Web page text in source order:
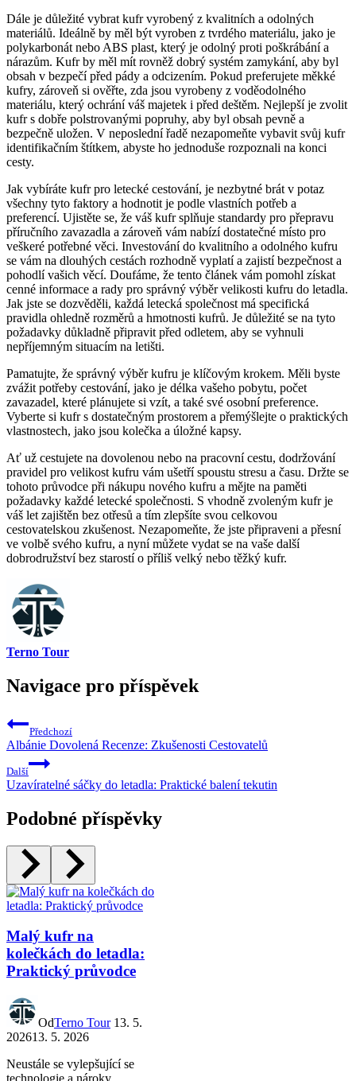
Dále je důležité vybrat kufr vyrobený z kvalitních a odolných
materiálů. Ideálně by měl být vyroben z tvrdého materiálu, jako je
polykarbonát nebo ABS plast, který je odolný proti poškrábání a
nárazům. Kufr by měl mít rovněž dobrý systém zamykání, aby byl
obsah v bezpečí před pády a odcizením. Pokud preferujete měkké
kufry, zároveň si ověřte, zda jsou vyrobeny z voděodolného
materiálu, který ochrání váš majetek i před deštěm. Nejlepší je zvolit
kufr s dobře polstrovanými popruhy, aby byl obsah pevně a
bezpečně uložen. V neposlední řadě nezapomeňte vybavit svůj kufr
identifikačním štítkem, abyste ho jednoduše rozpoznali na konci
cesty.
Jak vybíráte kufr pro letecké cestování, je nezbytné brát v potaz
všechny tyto faktory a hodnotit je podle vlastních potřeb a
preferencí. Ujistěte se, že váš kufr splňuje standardy pro přepravu
příručního zavazadla a zároveň vám nabízí dostatečné místo pro
veškeré potřebné věci. Investování do kvalitního a odolného kufru
se vám na dlouhých cestách rozhodně vyplatí a zajistí bezpečnost a
pohodlí vašich věcí. Doufáme, že tento článek vám pomohl získat
cenné informace a rady pro správný výběr velikosti kufru do letadla.
Jak jste se dozvěděli, každá letecká společnost má specifická
pravidla ohledně rozměrů a hmotnosti kufrů. Je důležité se na tyto
požadavky důkladně připravit před odletem, aby se vyhnuli
nepříjemným situacím na letišti.
Pamatujte, že správný výběr kufru je klíčovým krokem. Měli byste
zvážit potřeby cestování, jako je délka vašeho pobytu, počet
zavazadel, které plánujete si vzít, a také své osobní preference.
Vyberte si kufr s dostatečným prostorem a přemýšlejte o praktických
vlastnostech, jako jsou kolečka a úložné kapsy.
Ať už cestujete na dovolenou nebo na pracovní cestu, dodržování
pravidel pro velikost kufru vám ušetří spoustu stresu a času. Držte se
tohoto průvodce při nákupu nového kufru a mějte na paměti
požadavky každé letecké společnosti. S vhodně zvoleným kufr je
váš let zajištěn bez otřesů a tím zlepšíte svou celkovou
cestovatelskou zkušenost. Nezapomeňte, že jste připraveni a přesní
ve volbě svého kufru, a nyní můžete vydat se na vaše další
dobrodružství bez starostí o příliš velký nebo těžký kufr.
Terno Tour
Navigace pro příspěvek
Předchozí
Albánie Dovolená Recenze: Zkušenosti Cestovatelů
Další
Uzavíratelné sáčky do letadla: Praktické balení tekutin
Podobné příspěvky
Malý kufr na
kolečkách do letadla:
Praktický průvodce
OdTerno Tour 13. 5.
202613. 5. 2026
Neustále se vylepšující se